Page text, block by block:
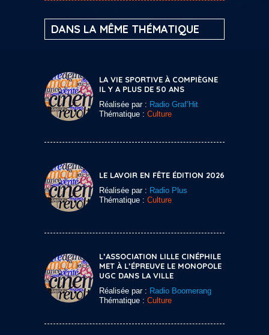
DANS LA MÊME THÉMATIQUE
LA VIE SPORTIVE À COMPIÈGNE
IL Y A PLUS DE 50 ANS
Réalisée par : Radio Graf’Hit
Thématique : Culture
LE LAVOIR EN FÊTE ÉDITION 2026
Réalisée par : Radio Plus
Thématique : Culture
L’ASSOCIATION LILLE CINÉPHILE
MET À L’ÉPREUVE LE MONOPOLE
UGC DANS LA VILLE
Réalisée par : Radio Boomerang
Thématique : Culture